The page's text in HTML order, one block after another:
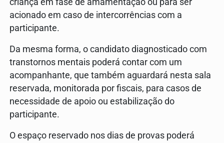
criança em fase de amamentação ou para ser
acionado em caso de intercorrências com a
participante.
Da mesma forma, o candidato diagnosticado com
transtornos mentais poderá contar com um
acompanhante, que também aguardará nesta sala
reservada, monitorada por fiscais, para casos de
necessidade de apoio ou estabilização do
participante.
O espaço reservado nos dias de provas poderá